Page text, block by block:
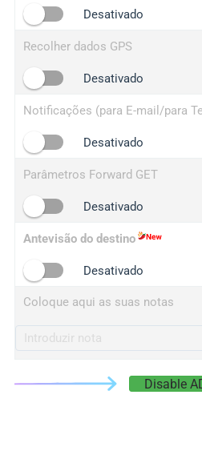
iplogger.infoDesativado
Recolher dados GPS
Desativado
Notificações (para E-mail/para
Desativado
Parâmetros Forward GET
Desativado
Antevisão do destino
Desativado
Coloque aqui as suas notas
Disable